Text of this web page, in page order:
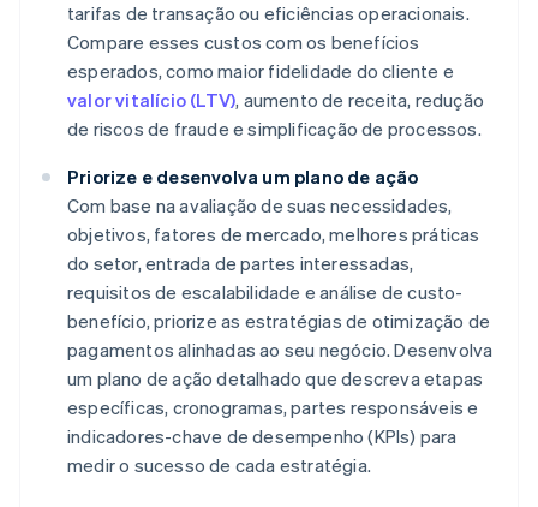
tarifas de transação ou eficiências operacionais.
Compare esses custos com os benefícios
esperados, como maior fidelidade do cliente e
valor vitalício (LTV), aumento de receita, redução
de riscos de fraude e simplificação de processos.
Priorize e desenvolva um plano de ação
Com base na avaliação de suas necessidades,
objetivos, fatores de mercado, melhores práticas
do setor, entrada de partes interessadas,
requisitos de escalabilidade e análise de custo-
benefício, priorize as estratégias de otimização de
pagamentos alinhadas ao seu negócio. Desenvolva
um plano de ação detalhado que descreva etapas
específicas, cronogramas, partes responsáveis e
indicadores-chave de desempenho (KPIs) para
medir o sucesso de cada estratégia.